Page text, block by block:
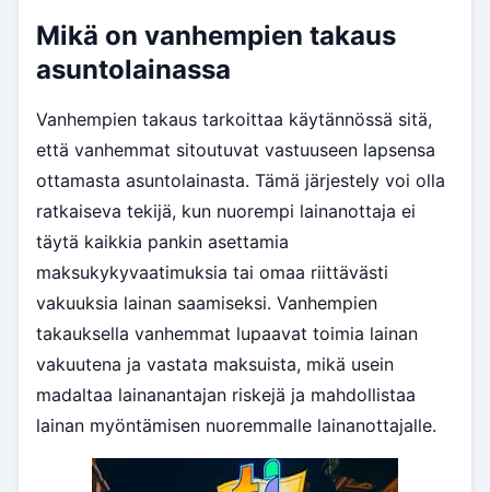
Mikä on vanhempien takaus
asuntolainassa
Vanhempien takaus tarkoittaa käytännössä sitä,
että vanhemmat sitoutuvat vastuuseen lapsensa
ottamasta asuntolainasta. Tämä järjestely voi olla
ratkaiseva tekijä, kun nuorempi lainanottaja ei
täytä kaikkia pankin asettamia
maksukykyvaatimuksia tai omaa riittävästi
vakuuksia lainan saamiseksi. Vanhempien
takauksella vanhemmat lupaavat toimia lainan
vakuutena ja vastata maksuista, mikä usein
madaltaa lainanantajan riskejä ja mahdollistaa
lainan myöntämisen nuoremmalle lainanottajalle.